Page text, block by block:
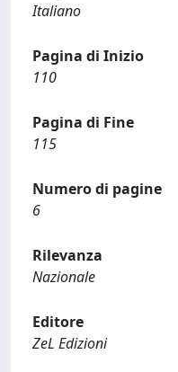
Italiano
Pagina di Inizio
110
Pagina di Fine
115
Numero di pagine
6
Rilevanza
Nazionale
Editore
ZeL Edizioni